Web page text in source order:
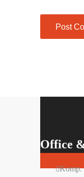
Office
Komp.